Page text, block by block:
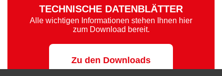
TECHNISCHE DATENBLÄTTER
Alle wichtigen Informationen stehen Ihnen hier
zum Download bereit.
Zu den Downloads